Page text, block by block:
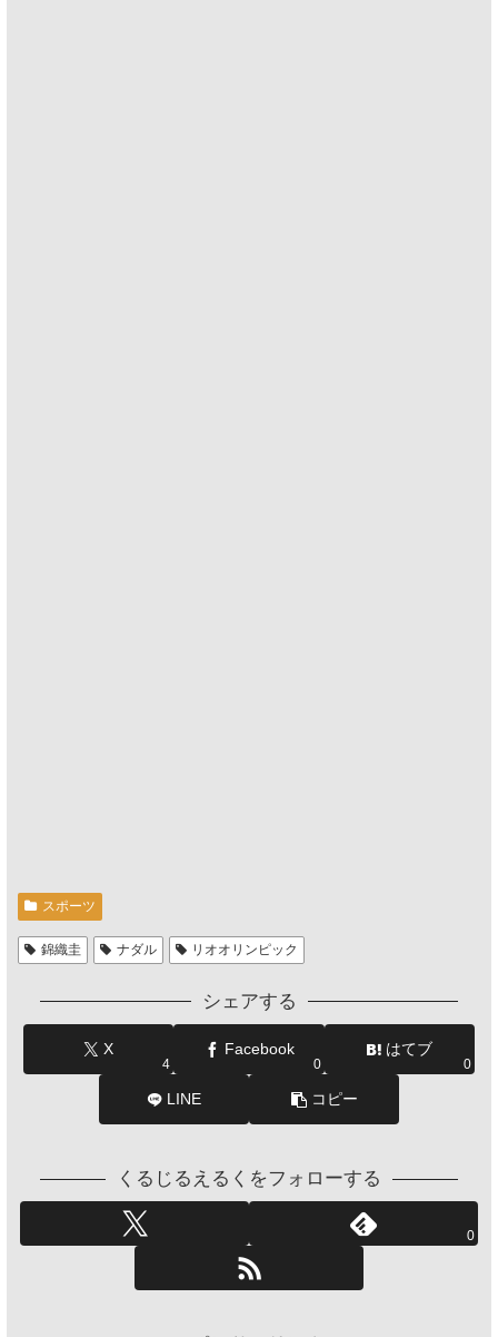
スポーツ
錦織圭 ナダル リオオリンピック
シェアする
X
4
Facebook
0
はてブ
0
LINE コピー
くるじるえるくをフォローする
0